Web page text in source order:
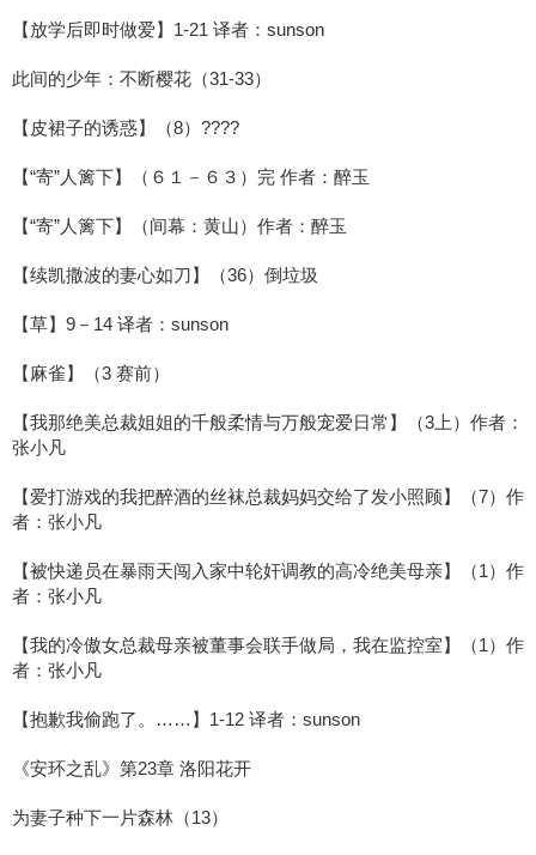
【放学后即时做爱】1-21 译者：sunson
此间的少年：不断樱花（31-33）
【皮裙子的诱惑】（8）????
【“寄”人篱下】（６１－６３）完 作者：醉玉
【“寄”人篱下】（间幕：黄山）作者：醉玉
【续凯撒波的妻心如刀】（36）倒垃圾
【草】9－14 译者：sunson
【麻雀】（3 赛前）
【我那绝美总裁姐姐的千般柔情与万般宠爱日常】（3上）作者：
张小凡
【爱打游戏的我把醉酒的丝袜总裁妈妈交给了发小照顾】（7）作
者：张小凡
【被快递员在暴雨天闯入家中轮奸调教的高冷绝美母亲】（1）作
者：张小凡
【我的冷傲女总裁母亲被董事会联手做局，我在监控室】（1）作
者：张小凡
【抱歉我偷跑了。……】1-12 译者：sunson
《安环之乱》第23章 洛阳花开
为妻子种下一片森林（13）